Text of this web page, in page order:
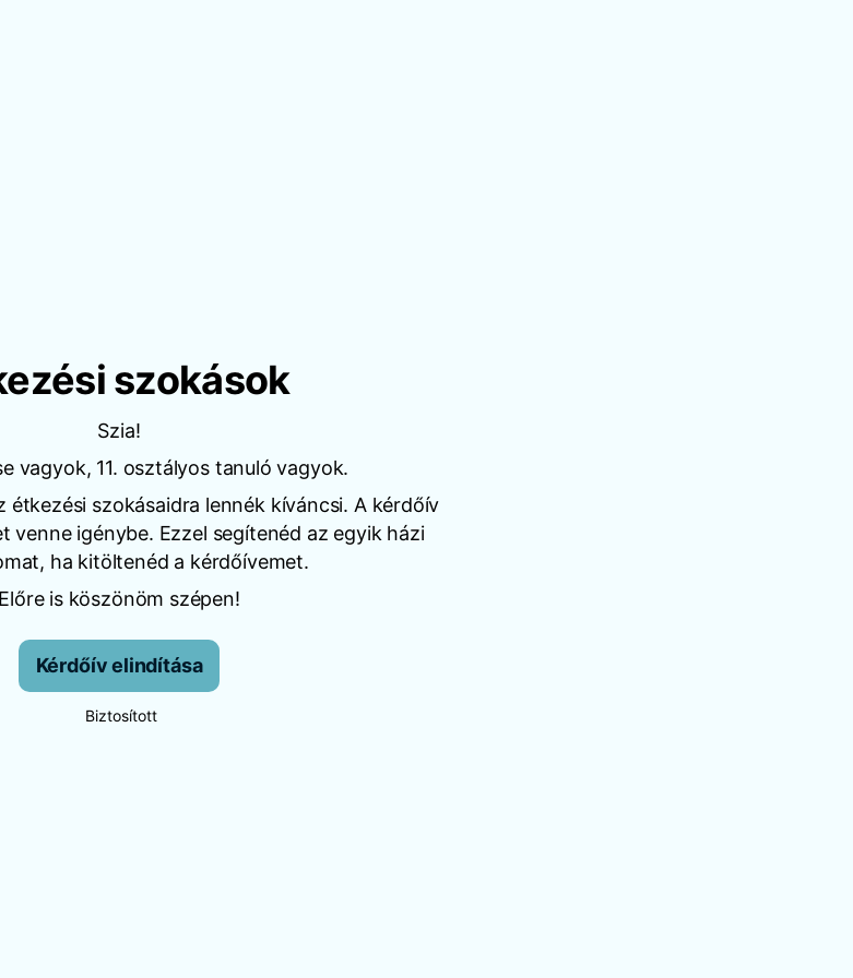
szokások
Szia!
vagyok, 11. osztályos tanuló vagyok.
étkezési szokásaidra lennék kíváncsi. A kérdőív
venne igénybe. Ezzel segítenéd az egyik házi
ha kitöltenéd a kérdőívemet.
Előre is köszönöm szépen!
Kérdőív elindítása
Biztosított